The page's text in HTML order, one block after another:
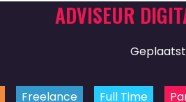
ADVISEUR
Freelance Full Time